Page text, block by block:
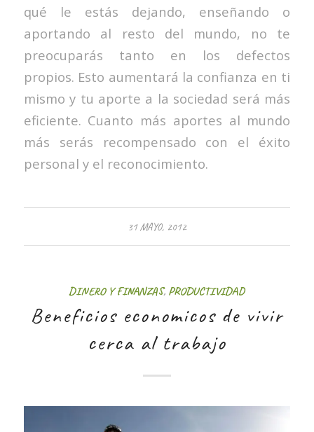
qué le estás dejando, enseñando o
aportando al resto del mundo, no te
preocuparás tanto en los defectos
propios. Esto aumentará la confianza en ti
mismo y tu aporte a la sociedad será más
eficiente. Cuanto más aportes al mundo
más serás recompensado con el éxito
personal y el reconocimiento.
31 MAYO, 2012
DINERO Y FINANZAS, PRODUCTIVIDAD
Beneficios economicos de vivir
cerca al trabajo